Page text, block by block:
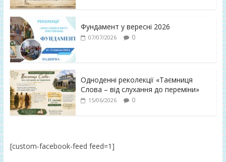
Фундамент у вересні 2026
07/07/2026 0
Одноденні реколекції «Таємниця
Слова – від слухання до переміни»
15/06/2026 0
[custom-facebook-feed feed=1]